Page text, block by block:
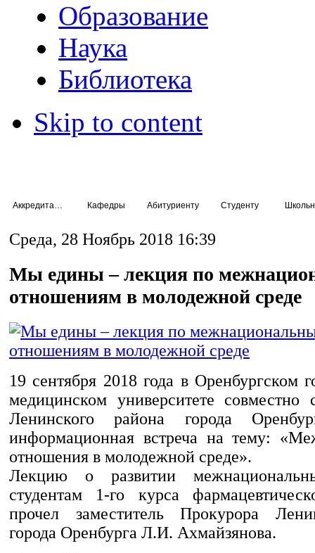
Образование
Наука
Библиотека
Skip to content
Кафедры Абитуриенту Студенту
Среда, 28 Ноябрь 2018 16:39
Мы едины – лекция по
отношениям в молодежной среде
19 сентября 2018 года в Оренбургском
медицинском университете совместно
Ленинского района города
информационная встреча на тему:
отношения в молодежной среде».
Лекцию о развитии
студентам 1-го курса
прочел заместитель Прокурора
города Оренбурга Л.И. Ахмайзянова.